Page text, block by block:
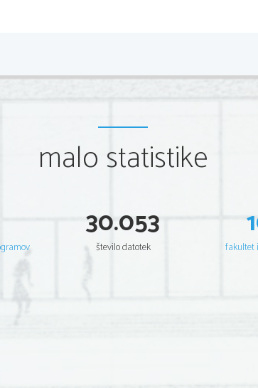
Že od srednje šole je bil par z Dorotheo Hurley,
Ima eno hčerko Stephanie Rose Bongiovi rojeno
Prvi se je rodil Jesse James Louis Bongiovi in
Bongiovi 7.5. 2002 , zadnji pa je bil Romeo Jon
malo statistike
30.053
število datotek fakultet